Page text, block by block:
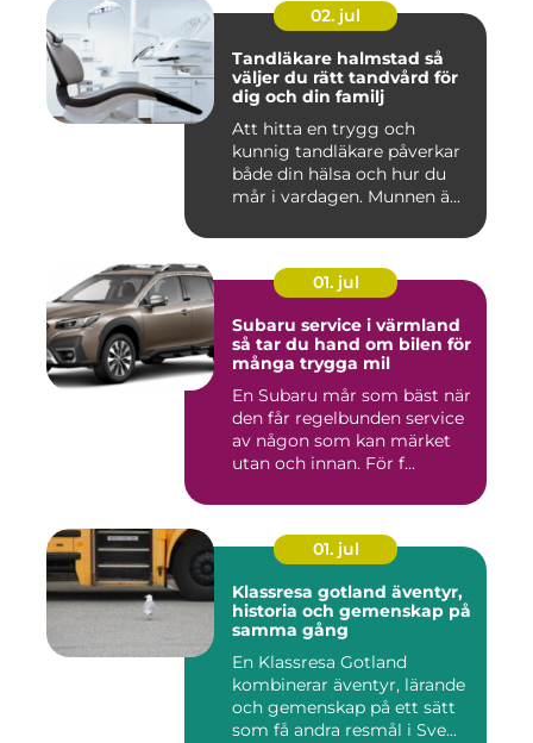
02. jul
Tandläkare halmstad så
väljer du rätt tandvård för
dig och din familj
Att hitta en trygg och
kunnig tandläkare påverkar
både din hälsa och hur du
mår i vardagen. Munnen ä...
01. jul
Subaru service i värmland
så tar du hand om bilen för
många trygga mil
En Subaru mår som bäst när
den får regelbunden service
av någon som kan märket
utan och innan. För f...
01. jul
Klassresa gotland äventyr,
historia och gemenskap på
samma gång
En Klassresa Gotland
kombinerar äventyr, lärande
och gemenskap på ett sätt
som få andra resmål i Sve...